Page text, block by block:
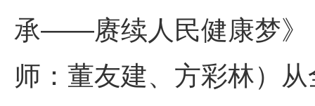
承——赓续人民健康梦》
师：董友建、方彩林）